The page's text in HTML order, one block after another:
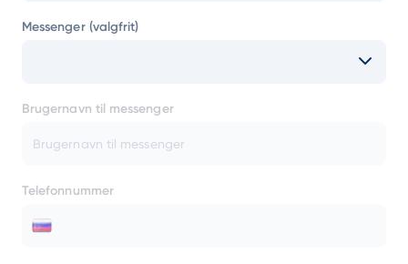
Messenger (valgfrit)
Brugernavn til messenger
Telefonnummer